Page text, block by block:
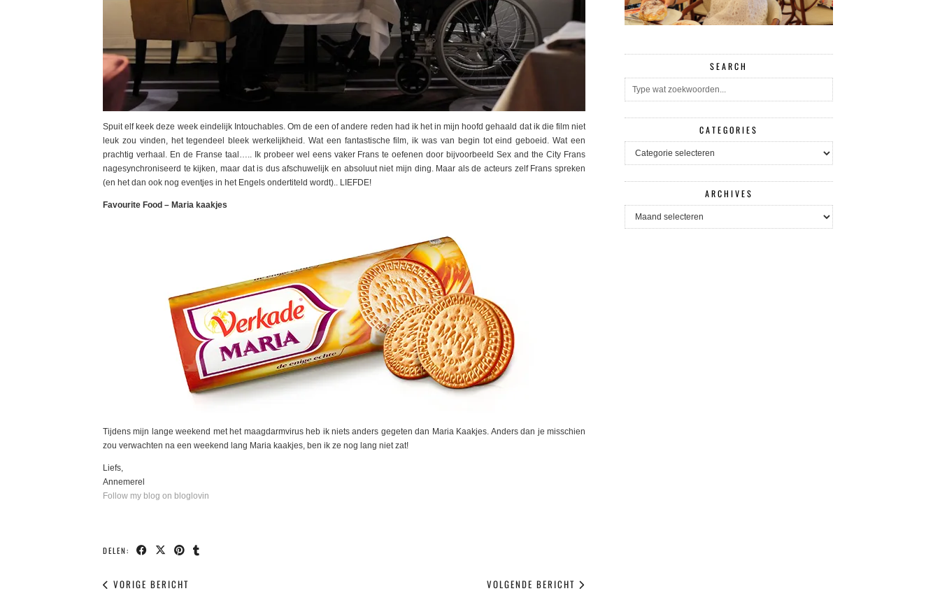
Spuit elf keek deze week eindelijk Intouchables. Om de een of andere reden had ik het in mijn hoofd gehaald dat ik die film niet
leuk zou vinden, het tegendeel bleek werkelijkheid. Wat een fantastische film, ik was van begin tot eind geboeid. Wat een
prachtig verhaal. En de Franse taal….. Ik probeer wel eens vaker Frans te oefenen door bijvoorbeeld Sex and the City Frans
nagesynchroniseerd te kijken, maar dat is dus afschuwelijk en absoluut niet mijn ding. Maar als de acteurs zelf Frans spreken
(en het dan ook nog eventjes in het Engels ondertiteld wordt).. LIEFDE!
Favourite Food – Maria kaakjes
Tijdens mijn lange weekend met het maagdarmvirus heb ik niets anders gegeten dan Maria Kaakjes. Anders dan je misschien
zou verwachten na een weekend lang Maria kaakjes, ben ik ze nog lang niet zat!
Liefs,
Annemerel
Follow my blog on bloglovin
DELEN:
VORIGE BERICHT VOLGENDE BERICHT
SEARCH
CATEGORIES
CATEGORIES
ARCHIVES
ARCHIVES